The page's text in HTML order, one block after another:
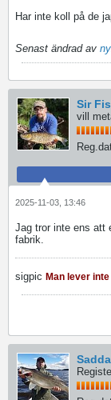
Har inte koll på de
Senast ändrad av
Sir
vill
2025-11-03, 13:46
Jag tror inte ens att
fabrik.
sigpic Man lever
Sadda